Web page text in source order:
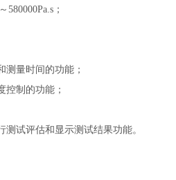
～580000Pa.s ；
测量时间的功能；
控制的功能；
试评估和显示测试结果功能。